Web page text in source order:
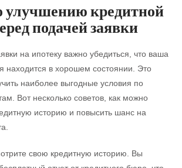
улучшению кредитной
подачей заявки
на ипотеку важно убедиться, что ваша
находится в хорошем состоянии. Это
наиболее выгодные условия по
Вот несколько советов, как можно
историю и повысить шанс на
свою кредитную историю. Вы